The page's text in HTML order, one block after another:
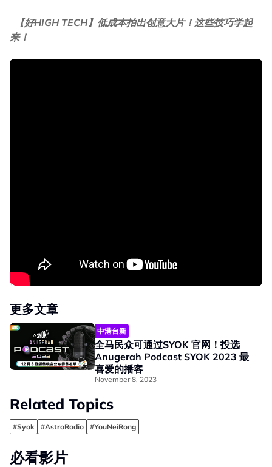
【好HIGH TECH】低成本拍出创意大片！这些技巧学起
来！
更多文章
中港台新
全马民众可通过SYOK 官网！投选
Anugerah Podcast SYOK 2023 最
喜爱的播客
November 8, 2023
Related Topics
#Syok #AstroRadio #YouNeiRong
必看影片